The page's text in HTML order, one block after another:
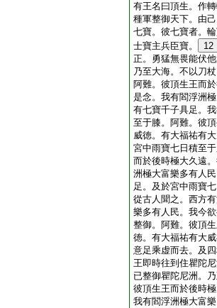
有王名曰頂生。作
種軍整御天下。由
七寶。彼七寶者。
士寶主兵臣寶。
12
正。勇猛無畏能伏
乃至大海。不以刀
阿難。彼頂生王而
是念。我有閻浮洲
有七寶千子具足。
至于膝。阿難。彼
威徳。有大福祐有
宮中雨寶七日積至
而於後時極大久遠
洲極大富樂多有人
足。及於宮中雨寶
從古人聞之。西方
樂多有人民。我今
整御。阿難。彼頂
徳。有大福祐有大
意足乘虚而去。及
王即時往到住瞿陀
已整御瞿陀尼洲。
彼頂生王而於後時
我有閻浮洲極大富